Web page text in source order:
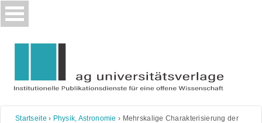
Skip
to
Startseite › Physik, Astronomie › Mehrskalige Charakterisierung der